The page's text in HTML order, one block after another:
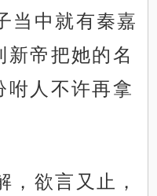
当中就有秦嘉
帝把她的名
咐人不许再拿
，欲言又止，